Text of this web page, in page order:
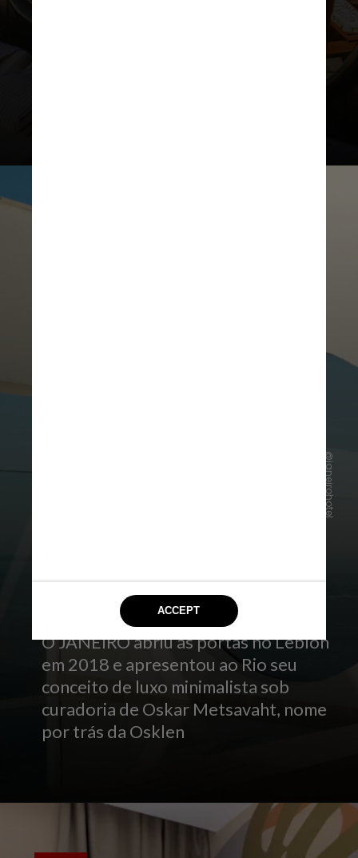
JANEIRO Hotel
O JANEIRO abriu as portas no Leblon
em 2018 e apresentou ao Rio seu
conceito de luxo minimalista sob
curadoria de Oskar Metsavaht, nome
por trás da Osklen
@janeirohotel